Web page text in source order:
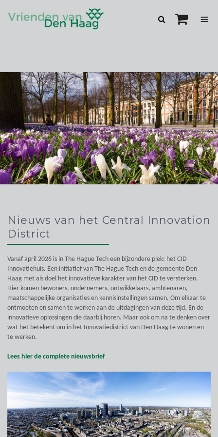
Zoeken
Nieuws van het Central Innovation
District
Vanaf april 2026 is in The Hague Tech een bijzondere plek: het CID
Innovatiehuis. Een initiatief van The Hague Tech en de gemeente Den
Haag met als doel het innovatieve karakter van het CID te versterken.
Hier komen bewoners, ondernemers, ontwikkelaars, ambtenaren,
maatschappelijke organisaties en kennisinstellingen samen. Om elkaar te
ontmoeten en samen te werken aan de uitdagingen van deze tijd. En de
innovatieve oplossingen die daarbij horen. Maar ook om na te denken over
wat het betekent om in het Innovatiedistrict van Den Haag te wonen en
te werken.
Lees hier de complete nieuwsbrief